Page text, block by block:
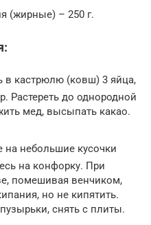
(жирные) – 250 г.
в кастрюлю (ковш) 3 яйца,
Растереть до однородной
мед, высыпать какао.
на небольшие кусочки
на конфорку. При
помешивая венчиком,
но не кипятить.
снять с плиты.